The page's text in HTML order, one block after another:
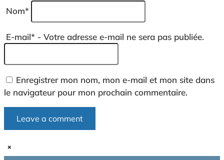
Nom*
E-mail* - Votre adresse e-mail ne sera pas publiée.
Enregistrer mon nom, mon e-mail et mon site dans
le navigateur pour mon prochain commentaire.
×